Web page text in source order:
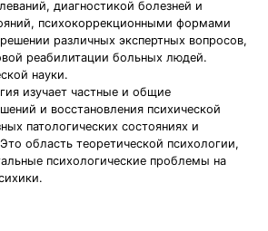
диагностикой болезней и
психокоррекционными формами
различных экспертных вопросов,
реабилитации больных людей.
науки.
изучает частные и общие
и восстановления психической
патологических состояниях и
область теоретической психологии,
психологические проблемы на